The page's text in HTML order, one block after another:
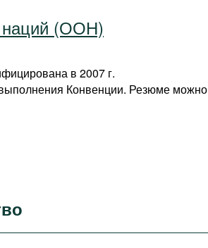
наций (ООН)
в 2007 г.
Конвенции. Резюме можно